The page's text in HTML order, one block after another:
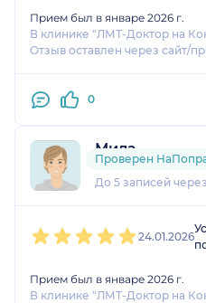
Прием был в январе 2026 г.
В клинике "ЛМТ-Доктор на
Отзыв оставлен через сайт/
0
Мила
1 отзыви1 оценка
До 5 записей
Проверен
24.01.2026
Прием был в январе 2026 г.
В клинике "ЛМТ-Доктор на